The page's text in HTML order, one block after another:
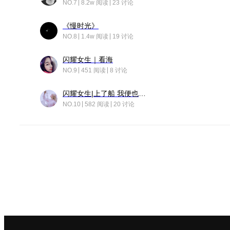
NO.7 8.2w 阅读 23 讨论
《慢时光》
NO.8 1.4w 阅读 19 讨论
闪耀女生｜看海
NO.9 451 阅读 8 讨论
NO.10 582 阅读 20 讨论